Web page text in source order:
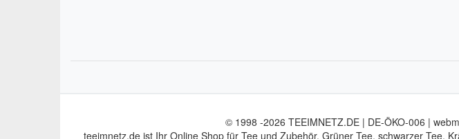
© 1998 -2026 TEEIMNETZ.DE | DE-ÖKO-006 |
teeimnetz.de ist Ihr Online Shop für Tee und Zubehör. Grüner Tee, schwarzer Tee,